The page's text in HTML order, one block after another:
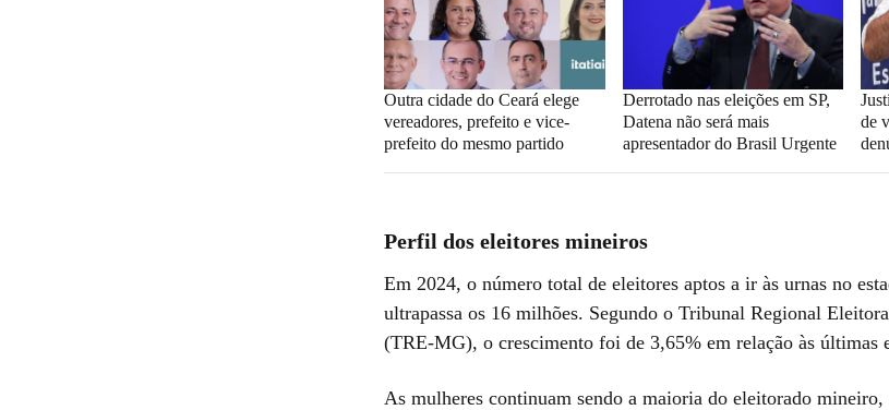
Outra cidade do Ceará elege
vereadores, prefeito e vice-
prefeito do mesmo partido
Derrotado nas eleições em SP,
Datena não será mais
apresentador do Brasil Urgente
de
Perfil dos eleitores mineiros
Em 2024, o número total de eleitores aptos a ir às urnas no
ultrapassa os 16 milhões. Segundo o Tribunal Regional
(TRE-MG), o crescimento foi de 3,65% em relação às últimas
As mulheres continuam sendo a maioria do eleitorado